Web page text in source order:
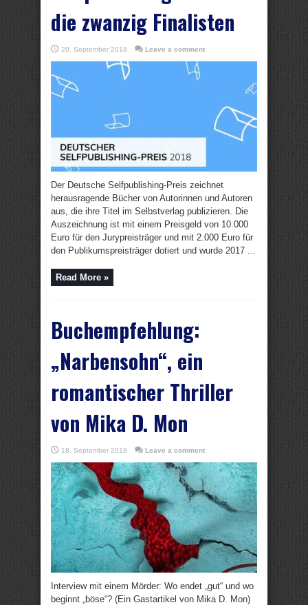
die zwanzig Finalisten
20. September 2018 Leave a comment
Der Deutsche Selfpublishing-Preis zeichnet
herausragende Bücher von Autorinnen und Autoren
aus, die ihre Titel im Selbstverlag publizieren. Die
Auszeichnung ist mit einem Preisgeld von 10.000
Euro für den Jurypreisträger und mit 2.000 Euro für
den Publikumspreisträger dotiert und wurde 2017 ...
Read More »
Buchempfehlung:
„Narbensohn“, ein
romantischer Thriller
von Mika D. Mon
18. September 2018 Leave a comment
Interview mit einem Mörder: Wo endet „gut“ und wo
beginnt „böse“? (Ein Gastartikel von Mika D. Mon)